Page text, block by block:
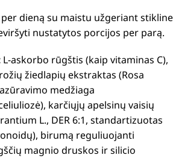
dieną su maistu užgeriant stikline
nustatytos porcijos per parą.
L-askorbo rūgštis (kaip vitaminas C),
žiedlapių ekstraktas (Rosa
medžiaga
karčiųjų apelsinų vaisių
L., DER 6:1, standartizuotas
birumą reguliuojanti
magnio druskos ir silicio